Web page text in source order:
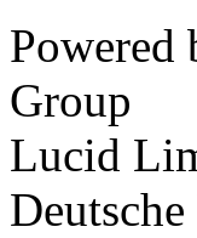
Powered
Group
Lucid